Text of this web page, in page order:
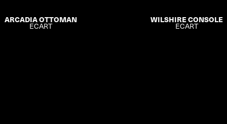
ARCADIA OTTOMAN
ECART
WILSHIRE CONSOLE
ECART